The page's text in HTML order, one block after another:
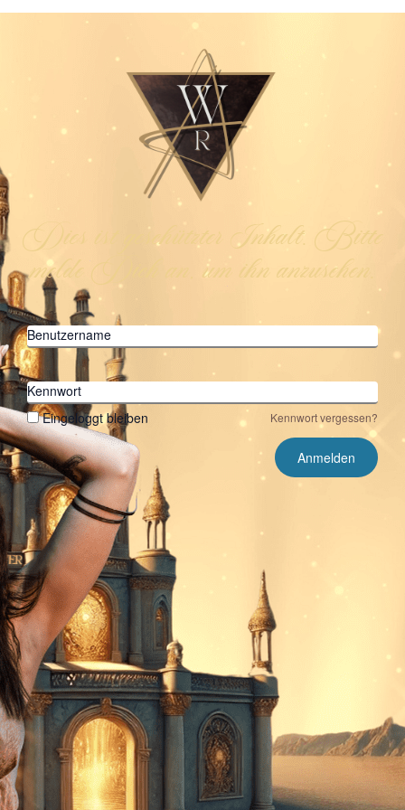
Dies ist geschützter Inhalt. Bitte
melde Dich an, um ihn anzusehen.
Benutzername
Kennwort
Eingeloggt bleiben
Kennwort vergessen?